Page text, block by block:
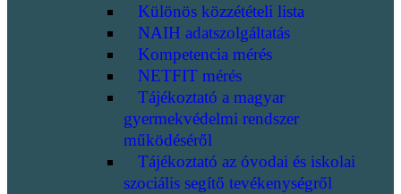
Különös közzétételi lista
NAIH adatszolgáltatás
Kompetencia mérés
NETFIT mérés
Tájékoztató a magyar
gyermekvédelmi rendszer
működéséről
Tájékoztató az óvodai és iskolai
szociális segítő tevékenységről